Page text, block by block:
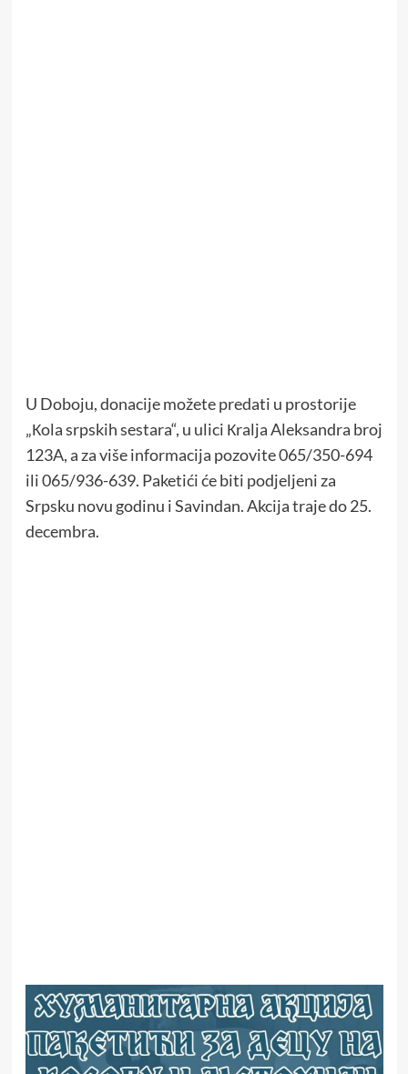
U Doboju, donacije možete predati u prostorije
„Кola srpskih sestara“, u ulici Кralja Aleksandra broj
123A, a za više informacija pozovite 065/350-694
ili 065/936-639. Paketići će biti podjeljeni za
Srpsku novu godinu i Savindan. Akcija traje do 25.
decembra.